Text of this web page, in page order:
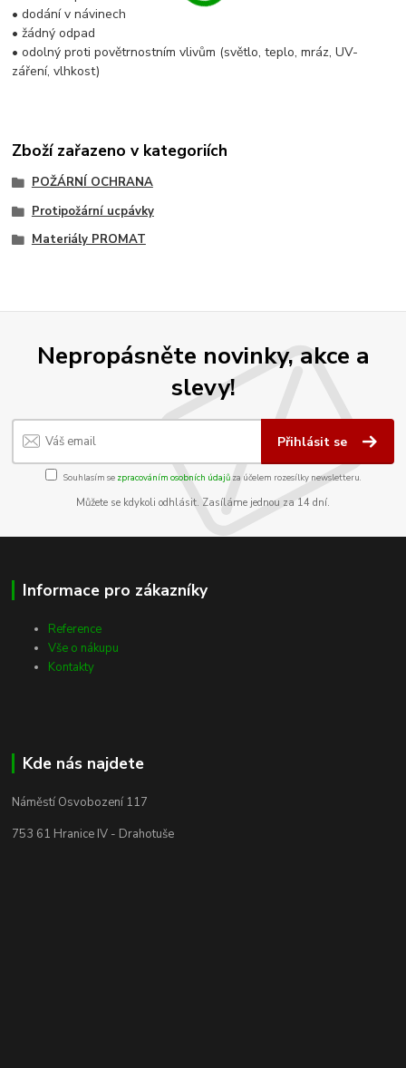
• dodání v návinech
• žádný odpad
• odolný proti povětrnostním vlivům (světlo, teplo, mráz, UV-
záření, vlhkost)
Zboží zařazeno v kategoriích
POŽÁRNÍ OCHRANA
Protipožární ucpávky
Materiály PROMAT
Nepropásněte novinky, akce a
slevy!
Přihlásit se
Souhlasím se zpracováním osobních údajůza účelem rozesílky newsletteru.
Můžete se kdykoli odhlásit. Zasíláme jednou za 14 dní.
Informace pro zákazníky
Reference
Vše o nákupu
Kontakty
Kde nás najdete
Náměstí Osvobození 117
753 61 Hranice IV - Drahotuše